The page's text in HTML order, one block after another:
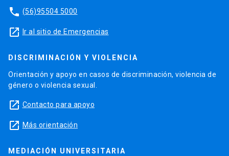
phone (56)95504 5000
launch Ir al sitio de Emergencias
DISCRIMINACIÓN Y VIOLENCIA
Orientación y apoyo en casos de discriminación, violencia de
género o violencia sexual.
launch Contacto para apoyo
launch Más orientación
MEDIACIÓN UNIVERSITARIA